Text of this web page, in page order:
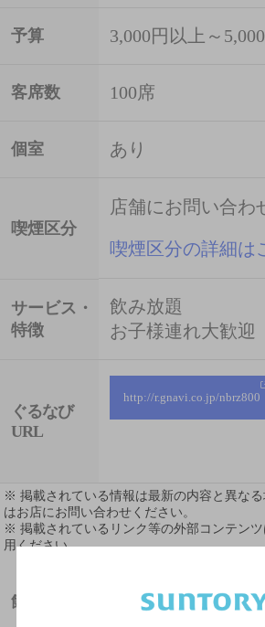
予算 3,000円以上～
客席数 100席
個室 あり
喫煙区分
店舗にお問い合わ
喫煙区分の詳細は
サービス・
特徴
飲み放題
お子様連れ大歓迎
ぐるなび
URL
http://r.gnavi.co.jp/nbrz800
※ 掲載されている情報は最新の内容と異なる
はお店にお問い合わせください。
※ 掲載されているリンク等の外部コンテンツ
用ください。
飲めるお酒